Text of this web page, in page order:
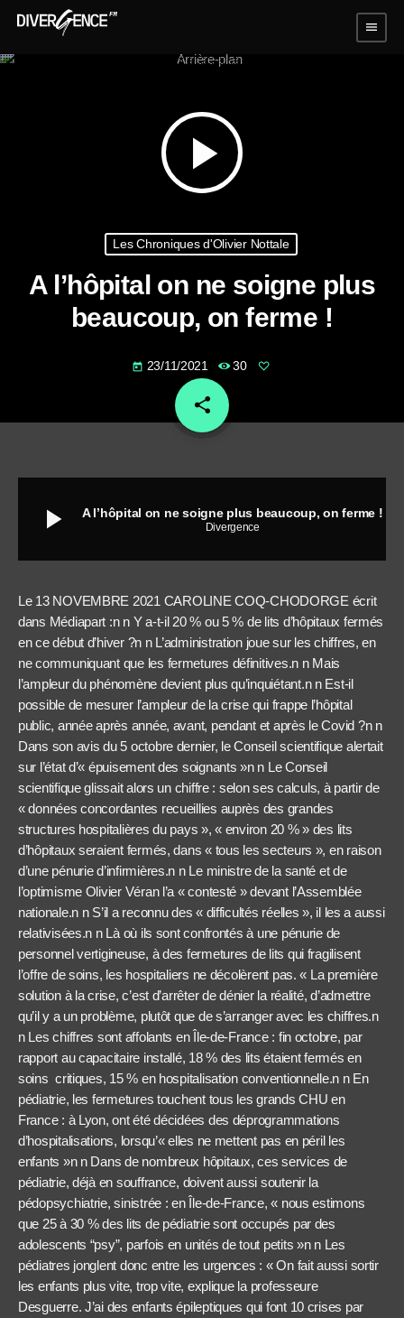
menu
play_arrow
Les Chroniques d'Olivier Nottale
A l’hôpital on ne soigne plus
beaucoup, on ferme !
today 23/11/2021 30
share
email
play_arrow A l’hôpital on ne soigne plus beaucoup, on ferme !
Divergence
Le 13 NOVEMBRE 2021 CAROLINE COQ-CHODORGE écrit
dans Médiapart :n n Y a-t-il 20 % ou 5 % de lits d’hôpitaux fermés
en ce début d’hiver ?n n L’administration joue sur les chiffres, en
ne communiquant que les fermetures définitives.n n Mais
l’ampleur du phénomène devient plus qu’inquiétant.n n Est-il
possible de mesurer l’ampleur de la crise qui frappe l’hôpital
public, année après année, avant, pendant et après le Covid ?n n
Dans son avis du 5 octobre dernier, le Conseil scientifique alertait
sur l’état d’« épuisement des soignants »n n Le Conseil
scientifique glissait alors un chiffre : selon ses calculs, à partir de
« données concordantes recueillies auprès des grandes
structures hospitalières du pays », « environ 20 % » des lits
d’hôpitaux seraient fermés, dans « tous les secteurs », en raison
d’une pénurie d’infirmières.n n Le ministre de la santé et de
l’optimisme Olivier Véran l’a « contesté » devant l’Assemblée
nationale.n n S’il a reconnu des « difficultés réelles », il les a aussi
relativisées.n n Là où ils sont confrontés à une pénurie de
personnel vertigineuse, à des fermetures de lits qui fragilisent
l’offre de soins, les hospitaliers ne décolèrent pas. « La première
solution à la crise, c’est d’arrêter de dénier la réalité, d’admettre
qu’il y a un problème, plutôt que de s’arranger avec les chiffres.n
n Les chiffres sont affolants en Île-de-France : fin octobre, par
rapport au capacitaire installé, 18 % des lits étaient fermés en
soins critiques, 15 % en hospitalisation conventionnelle.n n En
pédiatrie, les fermetures touchent tous les grands CHU en
France : à Lyon, ont été décidées des déprogrammations
d’hospitalisations, lorsqu’« elles ne mettent pas en péril les
enfants »n n Dans de nombreux hôpitaux, ces services de
pédiatrie, déjà en souffrance, doivent aussi soutenir la
pédopsychiatrie, sinistrée : en Île-de-France, « nous estimons
que 25 à 30 % des lits de pédiatrie sont occupés par des
adolescents “psy”, parfois en unités de tout petits »n n Les
pédiatres jonglent donc entre les urgences : « On fait aussi sortir
les enfants plus vite, trop vite, explique la professeure
Desguerre. J’ai des enfants épileptiques qui font 10 crises par